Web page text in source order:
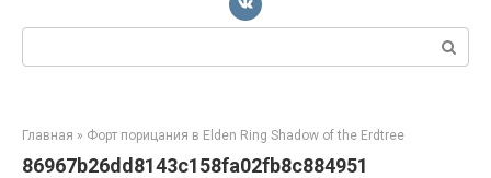
Поиск:
Главная » Форт порицания в Elden Ring Shadow of the Erdtree
86967b26dd8143c158fa02fb8c884951